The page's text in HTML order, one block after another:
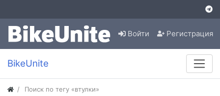
Войти Регистрация
BikeUnite
Поиск по тегу «втулки»